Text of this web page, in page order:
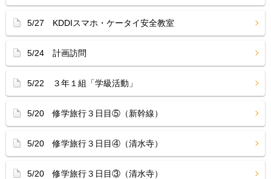
5/27 KDDIスマホ・ケータイ安全教室
5/24 計画訪問
5/22 ３年１組「学級活動」
5/20 修学旅行３日目⑤（新幹線）
5/20 修学旅行３日目④（清水寺）
5/20 修学旅行３日目③（清水寺）